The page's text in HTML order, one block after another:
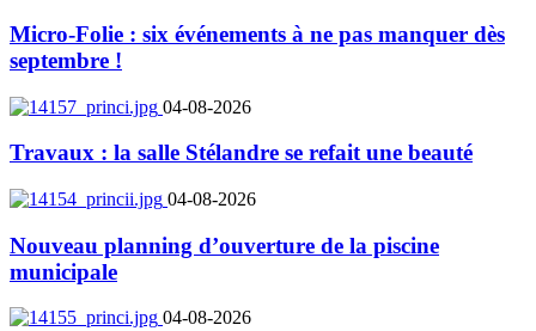
Micro-Folie : six événements à ne pas manquer dès
septembre !
04-08-2026
Travaux : la salle Stélandre se refait une beauté
04-08-2026
Nouveau planning d’ouverture de la piscine
municipale
04-08-2026